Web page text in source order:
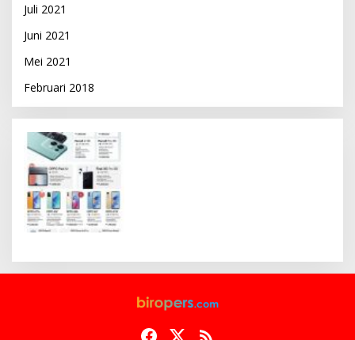
Juli 2021
Juni 2021
Mei 2021
Februari 2018